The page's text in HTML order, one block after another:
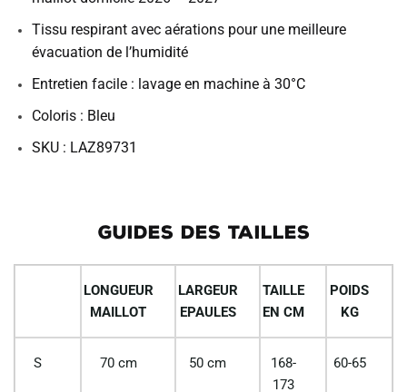
Tissu respirant avec aérations pour une meilleure
évacuation de l’humidité
Entretien facile : lavage en machine à 30°C
Coloris : Bleu
SKU : LAZ89731
GUIDES DES TAILLES
LONGUEUR
MAILLOT
LARGEUR
EPAULES
TAILLE
EN CM
POIDS
KG
S 70 cm 50 cm
168-
173
60-65